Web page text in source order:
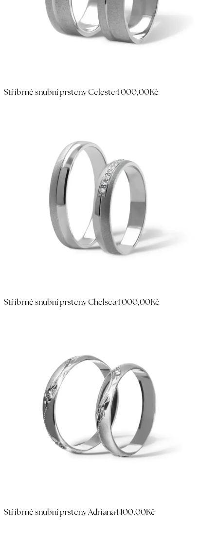
Stříbrné snubní prsteny Celeste4 000,00Kč
Stříbrné snubní prsteny Chelsea4 000,00Kč
Stříbrné snubní prsteny Adriana4 100,00Kč